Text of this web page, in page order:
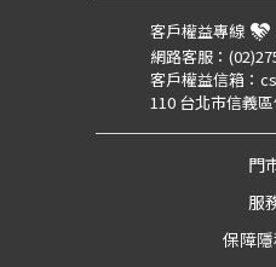
客戶權益專線
網路客服：
客戶權益信箱：
110 台北市信義
門
服
保障